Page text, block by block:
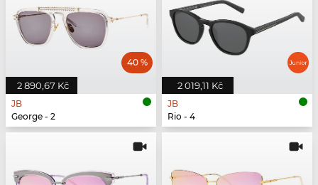
2 890,67 Kč
40 %
JB
George - 2
2 019,11 Kč
JB
Rio - 4